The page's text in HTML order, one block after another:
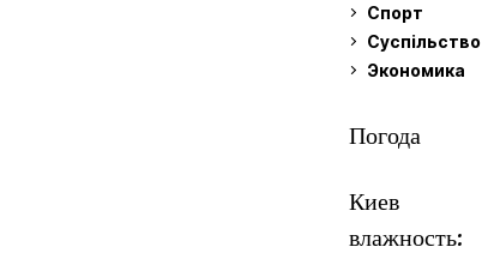
Спорт
Суспільство
Экономика
Погода
Киев
влажность: